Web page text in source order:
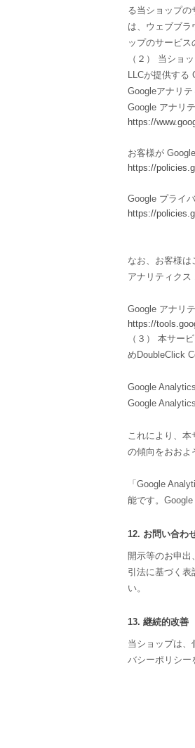
る当ショップの
は、ウェブブラ
ップのサービス
（２） 当ショ
LLCが提供する
Googleアナリ
Google アナリ
https://
お客様が
https://
Google プライ
https://
なお、お客様は
アナリティクス
Google アナリ
https://
（３） 本サー
めDoubleClick
Google
Google
これにより、
の傾向をおおよ
「Google
能です。
12. お問い合わ
開示等のお申出
引法に基づく表
い。
13. 継続的改善
当ショップは、
バシーポリシー